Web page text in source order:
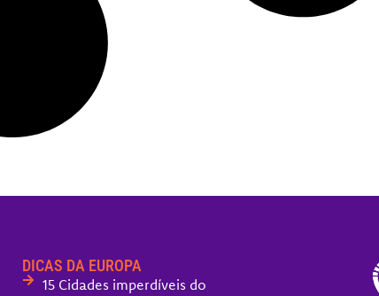
DICAS DA EUROPA
15 Cidades imperdíveis do